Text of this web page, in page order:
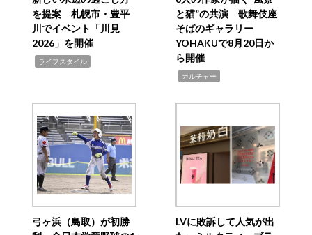
を提案 札幌市・豊平
川でイベント「川見
2026」を開催
ライフスタイル
と猫”の共演 歌舞伎座
そばのギャラリー
YOHAKUで8月20日か
ら開催
カルチャー
弓ヶ浜（鳥取）が初勝
LVに敗訴して人気が出